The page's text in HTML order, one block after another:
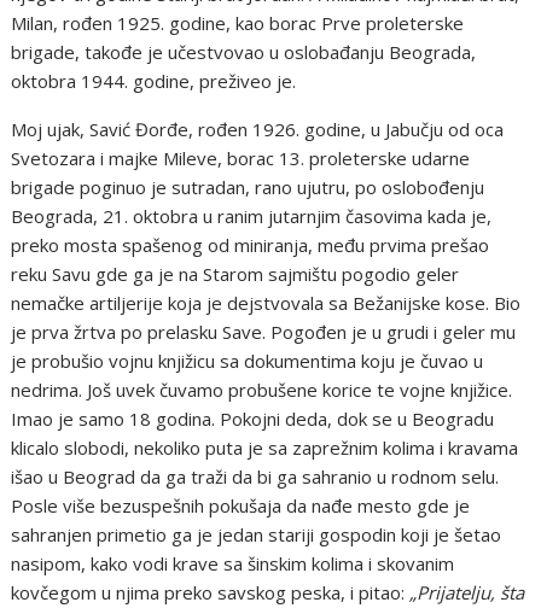
Milan, rođen 1925. godine, kao borac Prve proleterske
brigade, takođe je učestvovao u oslobađanju Beograda,
oktobra 1944. godine, preživeo je.
Moj ujak, Savić Đorđe, rođen 1926. godine, u Jabučju od oca
Svetozara i majke Mileve, borac 13. proleterske udarne
brigade poginuo je sutradan, rano ujutru, po oslobođenju
Beograda, 21. oktobra u ranim jutarnjim časovima kada je,
preko mosta spašenog od miniranja, među prvima prešao
reku Savu gde ga je na Starom sajmištu pogodio geler
nemačke artiljerije koja je dejstvovala sa Bežanijske kose. Bio
je prva žrtva po prelasku Save. Pogođen je u grudi i geler mu
je probušio vojnu knjižicu sa dokumentima koju je čuvao u
nedrima. Još uvek čuvamo probušene korice te vojne knjižice.
Imao je samo 18 godina. Pokojni deda, dok se u Beogradu
klicalo slobodi, nekoliko puta je sa zaprežnim kolima i kravama
išao u Beograd da ga traži da bi ga sahranio u rodnom selu.
Posle više bezuspešnih pokušaja da nađe mesto gde je
sahranjen primetio ga je jedan stariji gospodin koji je šetao
nasipom, kako vodi krave sa šinskim kolima i skovanim
kovčegom u njima preko savskog peska, i pitao: „Prijatelju, šta